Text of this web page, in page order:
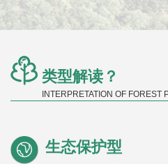
类型解读？
INTERPRETATION OF FOREST
生态保护型